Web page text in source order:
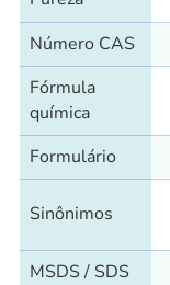
Número CAS
Fórmula
química
Formulário
Sinônimos
MSDS / SDS